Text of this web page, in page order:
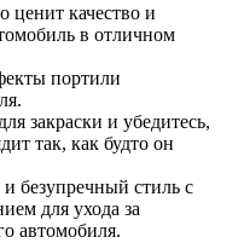
ценит качество и
в отличном
портили
закраски и убедитесь,
так, как будто он
безупречный стиль с
для ухода за
автомобиля.